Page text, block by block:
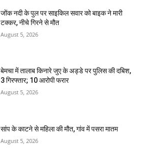
जोंक नदी के पुल पर साइकिल सवार को बाइक ने मारी
टक्कर, नीचे गिरने से मौत
August 5, 2026
बेमचा में तालाब किनारे जुए के अड्डे पर पुलिस की दबिश,
3 गिरफ्तार; 10 आरोपी फरार
August 5, 2026
सांप के काटने से महिला की मौत, गांव में पसरा मातम
August 5, 2026